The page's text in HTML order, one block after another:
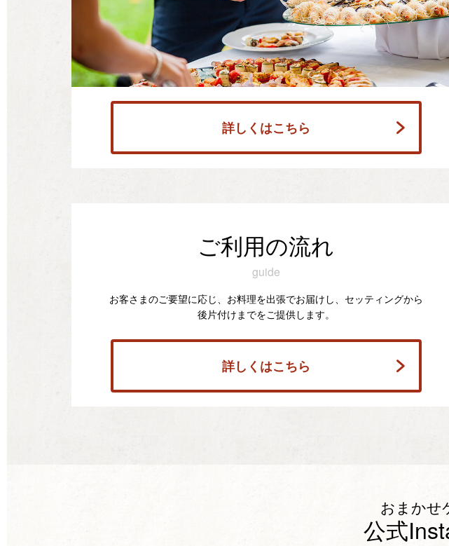
詳しくはこちら
ご利用の流れ
guide
お客さまのご要望に応じ、お料理を出張でお届けし、セッティングから
後片付けまでをご提供します。
詳しくはこちら
おまかせ
公式